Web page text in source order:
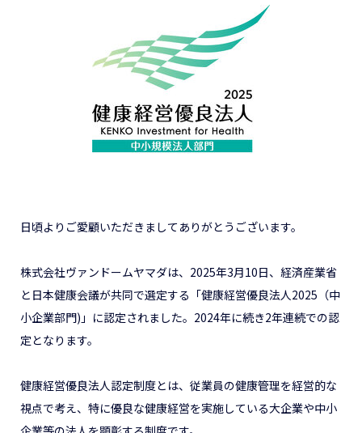
日頃よりご愛顧いただきましてありがとうございます。
株式会社ヴァンドームヤマダは、2025年3月10日、経済産業省
と日本健康会議が共同で選定する「健康経営優良法人2025（中
小企業部門)」に認定されました。2024年に続き2年連続での認
定となります。
健康経営優良法人認定制度とは、従業員の健康管理を経営的な
視点で考え、特に優良な健康経営を実施している大企業や中小